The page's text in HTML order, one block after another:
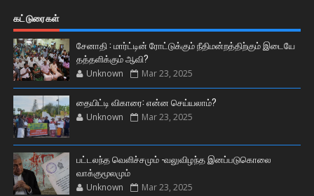
கட்டுரைகள்
சேனாதி : மார்ட்டின் ரோட்டுக்கும் நீதிமன்றத்திற்கும் இடையே
தத்தளிக்கும் ஆவி?
Unknown Mar 23, 2025
தையிட்டி விகாரை: என்ன செய்யலாம்?
Unknown Mar 23, 2025
பட்டலந்த வெளிச்சமும் -வலுவிழந்த இனப்படுகொலை
வாக்குமூலமும்
Unknown Mar 23, 2025